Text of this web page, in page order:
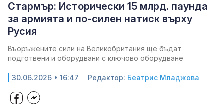
Стармър: Исторически 15 млрд. паунда
за армията и по-силен натиск върху
Русия
Въоръжените сили на Великобритания ще бъдат
подготвени и оборудвани с ключово оборудване
30.06.2026 • 16:47 Редактор: Беатрис Младжова